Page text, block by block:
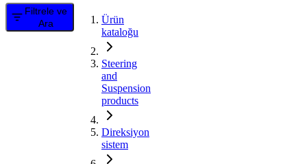
Filtrele ve
Ara
Ürün
kataloğu
Steering
and
Suspension
products
Direksiyon
sistem